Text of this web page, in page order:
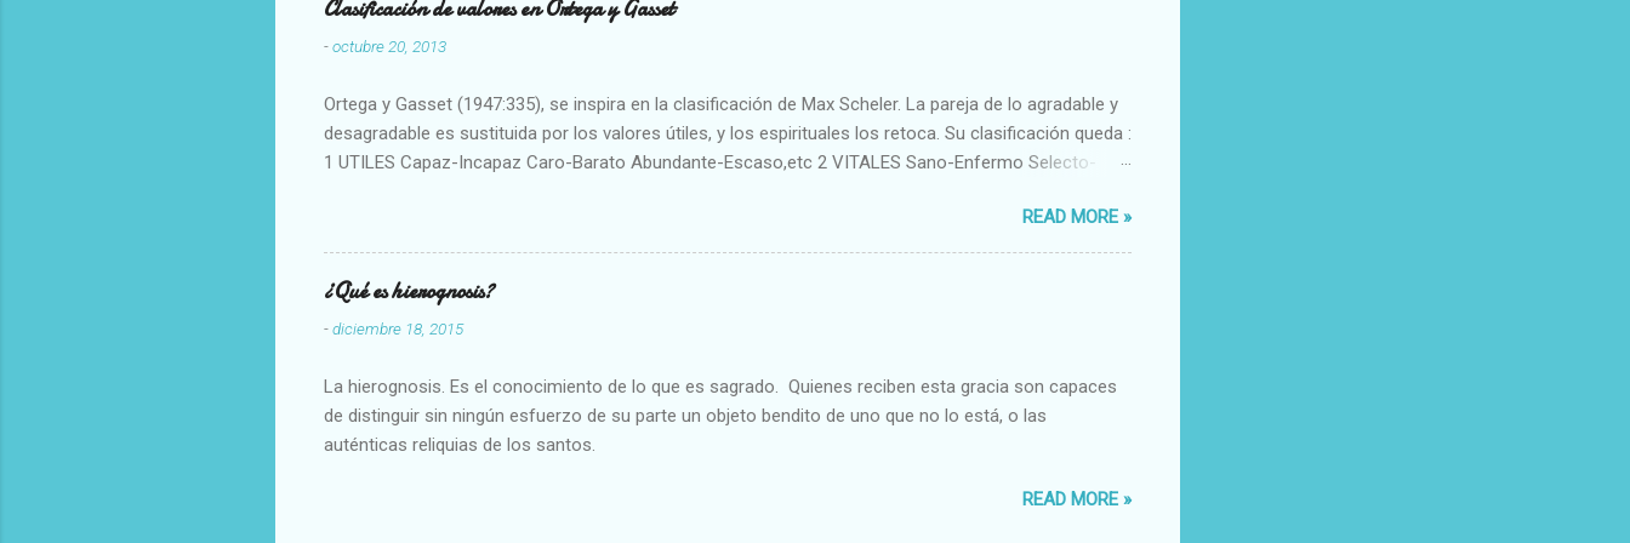
Clasificación de valores en Ortega y Gasset
-octubre 20, 2013
Ortega y Gasset (1947:335), se inspira en la clasificación de Max Scheler. La pareja de lo agradable y
desagradable es sustituida por los valores útiles, y los espirituales los retoca. Su clasificación queda :
1 UTILES Capaz-Incapaz Caro-Barato Abundante-Escaso,etc 2 VITALES Sano-Enfermo Selecto-
Aproximado Evidente-Probable,etc b) Morales Bueno-malo Bondadoso-malvado Justo-Injusto
Escrupuloso-Relajado Leal-Desleal,etc. d) Estéticos Bello-Feo Gracioso-Tosco Elegante-Inelegante
Armonioso-Inarmonioso 4 RELIGIOSOS Santo-Pr...
READ MORE »
¿Qué es hierognosis?
-diciembre 18, 2015
La hierognosis. Es el conocimiento de lo que es sagrado. Quienes reciben esta gracia son capaces
de distinguir sin ningún esfuerzo de su parte un objeto bendito de uno que no lo está, o las
auténticas reliquias de los santos.
READ MORE »